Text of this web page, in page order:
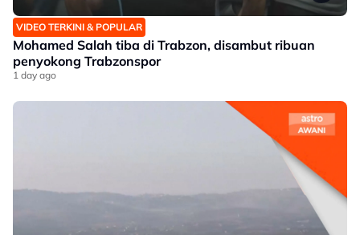
VIDEO TERKINI & POPULAR
Mohamed Salah tiba di Trabzon, disambut ribuan
penyokong Trabzonspor
1 day ago